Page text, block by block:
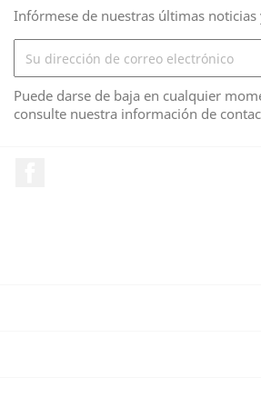
Infórmese de nuestras últimas noticias
Puede darse de baja en cualquier
consulte nuestra información de